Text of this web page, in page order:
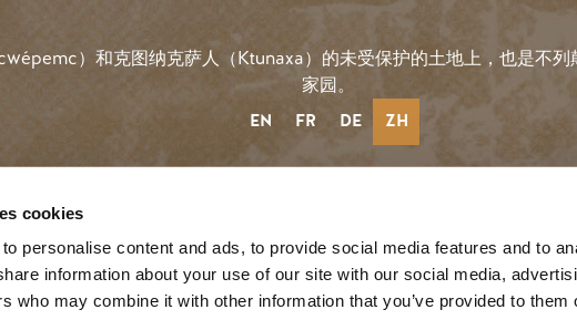
cookies
personalise content and ads, to provide social media features and to
information about your use of our site with our social media,
who may combine it with other information that you’ve provided to them
）和克图纳克萨人（Ktunaxa）的未受保护的土地上，也是不
家园。
EN FR DE ZH
byBreeze